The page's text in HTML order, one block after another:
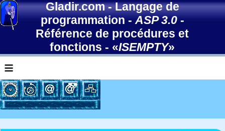
Gladir.com-Langage de
programmation-ASP 3.0-
Référence de procédures et
fonctions - «ISEMPTY»
≡